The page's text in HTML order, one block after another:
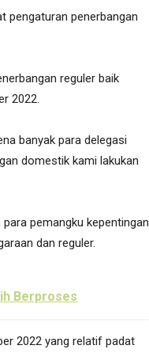
pengaturan penerbangan
reguler baik
2022.
banyak para delegasi
domestik kami lakukan
pemangku kepentingan
dan reguler.
Berproses
2022 yang relatif padat